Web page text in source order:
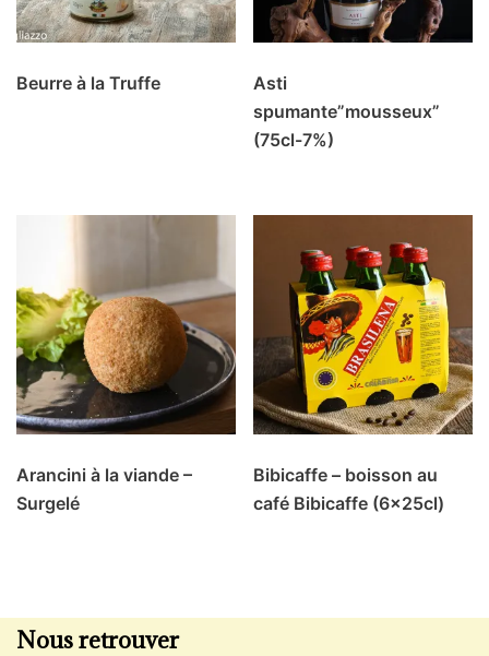
Beurre à la Truffe
Asti
spumante”mousseux”
(75cl-7%)
Arancini à la viande –
Surgelé
Bibicaffe – boisson au
café Bibicaffe (6x25cl)
Nous retrouver